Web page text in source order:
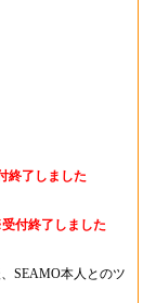
終了しました
付終了しました
SEAMO本人とのツ